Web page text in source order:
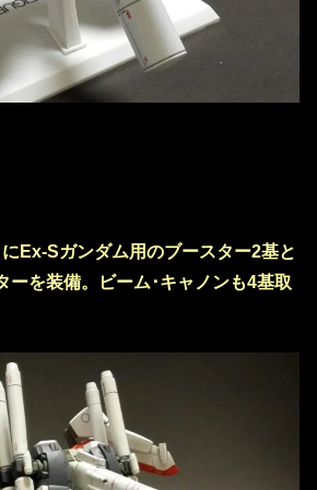
Ex-Sガンダム用のブースター2基と
ーを装備。ビーム･キャノンも4基取